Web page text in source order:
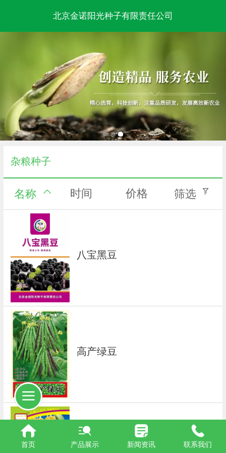
北京金诺阳光种子有限责任公司
杂粮种子
名称 时间 价格 筛选
八宝黑豆
高产绿豆
首页 产品展示 新闻资讯 联系我们